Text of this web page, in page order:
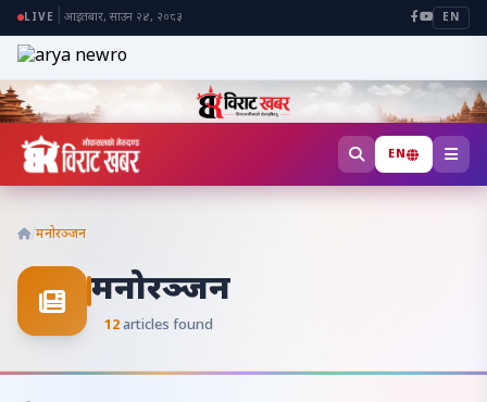
LIVE आइतबार, साउन २४, २०८३ EN
EN
/मनोरञ्जन
मनोरञ्जन
12articles found